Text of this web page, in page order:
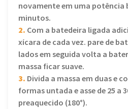
novamente em uma potência
minutos.
2. Com a batedeira ligada
xícara de cada vez. pare de
lados em seguida volta a
massa ficar suave.
3. Divida a massa em duas e
formas untada e asse de 25 a
preaquecido (180°).